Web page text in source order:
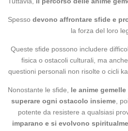
Spesso devono affrontare sfide e
la forza del loro
Queste sfide possono includere
fisica o ostacoli culturali, ma
questioni personali non risolte o cicli
Nonostante le sfide, le anime
superare ogni ostacolo insieme,
potente da resistere a qualsiasi
imparano e si evolvono